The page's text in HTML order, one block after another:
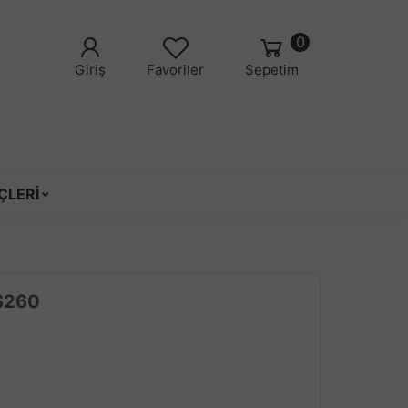
Sepetim
0
Favoriler
Giriş